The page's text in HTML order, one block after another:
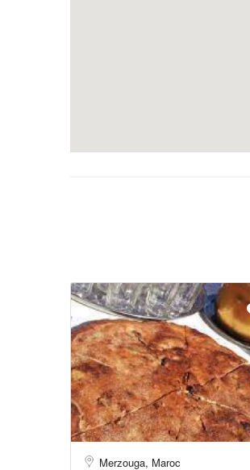
Merzouga, Maroc